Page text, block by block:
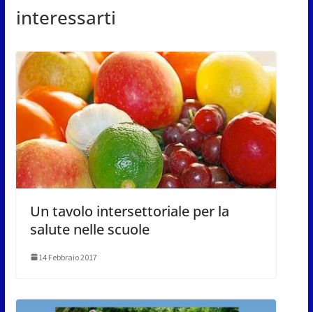
interessarti
Un tavolo intersettoriale per la
salute nelle scuole
14 Febbraio 2017